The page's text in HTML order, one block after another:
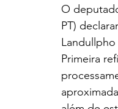
O
PT)
Landullpho
Primeira